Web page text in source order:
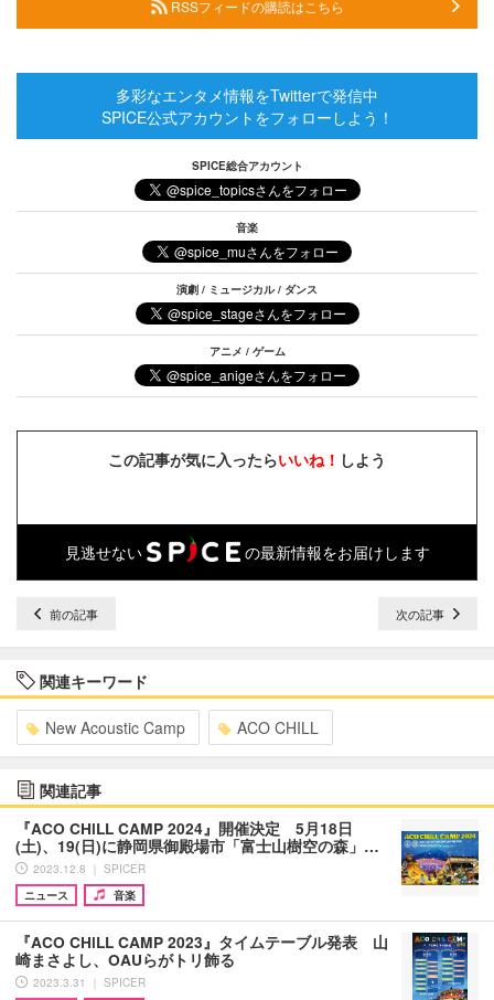
RSSフィードの購読はこちら
多彩なエンタメ情報をTwitterで発信中
SPICE公式アカウントをフォローしよう！
SPICE総合アカウント
音楽
演劇 / ミュージカル / ダンス
アニメ / ゲーム
この記事が気に入ったらいいね！ しよう
見逃せない の最新情報をお届けします
前の記事 次の記事
関連キーワード
New Acoustic Camp ACO CHILL
関連記事
『ACO CHiLL CAMP 2024』開催決定 5月18日
(土)、19(日)に静岡県御殿場市「富士山樹空の森」…
2023.12.8 ｜ SPICER
ニュース
音楽
『ACO CHiLL CAMP 2023』タイムテーブル発表 山
崎まさよし、OAUらがトリ飾る
2023.3.31 ｜ SPICER